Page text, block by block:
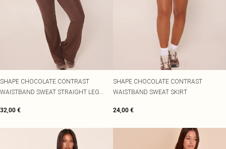
SHAPE CHOCOLATE CONTRAST
WAISTBAND SWEAT STRAIGHT LEG
32,00 €
SHAPE CHOCOLATE CONTRAST
WAISTBAND SWEAT SKIRT
24,00 €